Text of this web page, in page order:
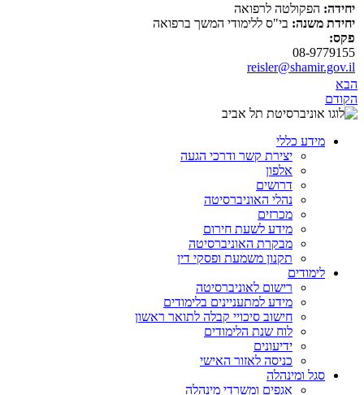
יחידה: הפקולטה לרפואה
יחידת משנה: בי"ס ללימודי המשך ברפואה
פקס:
08-9779155
reisler@shamir.gov.il
הבא
הקודם
מידע כללי
יצירת קשר ודרכי הגעה
אלפון
דרושים
נהלי האוניברסיטה
מכרזים
מידע לשעת חירום
מבקרת האוניברסיטה
תקנון משמעת ופסקי דין
לימודים
רישום לאוניברסיטה
מידע למתעניינים בלימודים
חישוב סיכויי קבלה לתואר ראשון
לוח שנת הלימודים
ידיעונים
כניסה לאזור האישי
סגל ומינהלה
אגפים ומשרדי מינהלה